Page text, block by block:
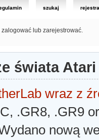
szukaj
zalogować lub zarejestrować.
świata Atari
wraz z
.GR8, .GR9
nową